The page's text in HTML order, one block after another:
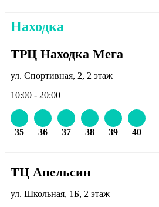
Находка
ТРЦ Находка Мега
ул. Спортивная, 2, 2 этаж
10:00 - 20:00
35 36 37 38 39 40
ТЦ Апельсин
ул. Школьная, 1Б, 2 этаж